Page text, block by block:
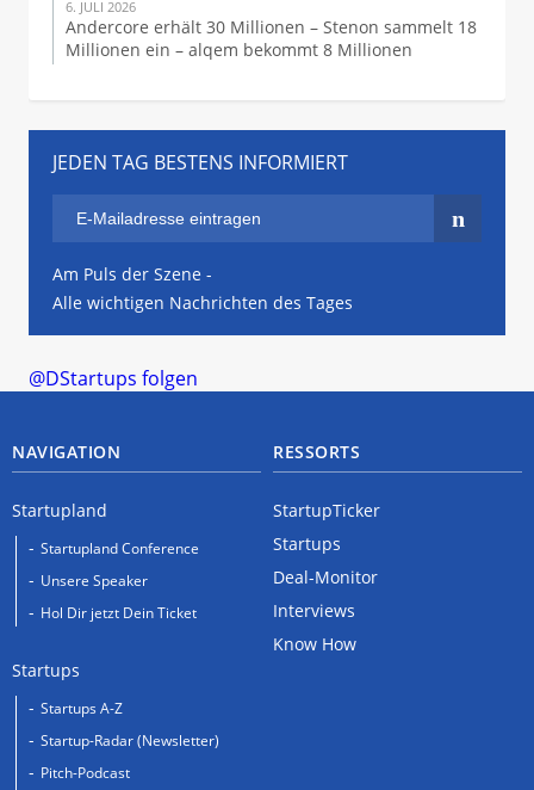
6. JULI 2026
Andercore erhält 30 Millionen – Stenon sammelt 18
Millionen ein – alqem bekommt 8 Millionen
JEDEN TAG BESTENS INFORMIERT
Am Puls der Szene -
Alle wichtigen Nachrichten des Tages
@DStartups folgen
NAVIGATION
Startupland
Startupland Conference
Unsere Speaker
Hol Dir jetzt Dein Ticket
Startups
Startups A-Z
Startup-Radar (Newsletter)
Pitch-Podcast
RESSORTS
StartupTicker
Startups
Deal-Monitor
Interviews
Know How